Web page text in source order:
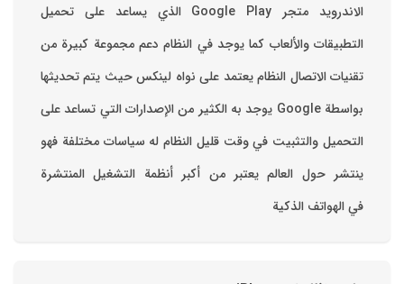
الاندرويد متجر Google Play الذي يساعد على تحميل
التطبيقات والألعاب ‏كما يوجد في النظام دعم مجموعة كبيرة من
تقنيات الاتصال ‏النظام يعتمد على نواه لينكس حيث يتم تحديثها
بواسطة ‫Google‬ ‏يوجد به الكثير من الإصدارات التي تساعد على
التحميل والتثبيت في وقت قليل ‏النظام له سياسات مختلفة فهو
ينتشر حول العالم يعتبر من أكبر أنظمة التشغيل المنتشرة
في الهواتف الذكية